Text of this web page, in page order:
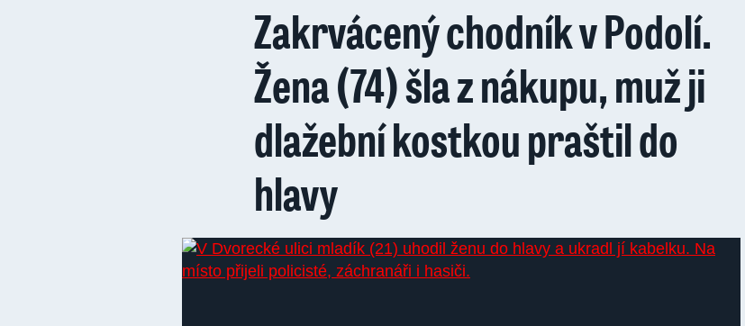
Zakrvácený chodník v Podolí.
Žena (74) šla z nákupu, muž ji
dlažební kostkou praštil do
hlavy